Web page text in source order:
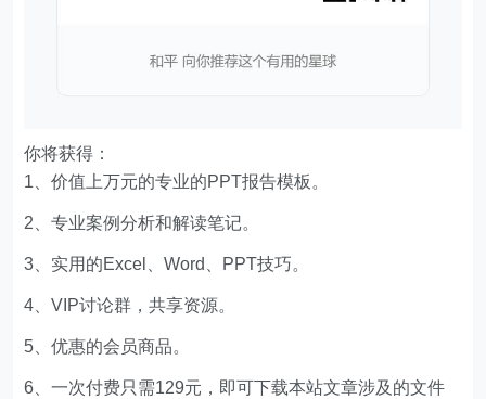
你将获得：
1、价值上万元的专业的PPT报告模板。
2、专业案例分析和解读笔记。
3、实用的Excel、Word、PPT技巧。
4、VIP讨论群，共享资源。
5、优惠的会员商品。
6、一次付费只需129元，即可下载本站文章涉及的文件